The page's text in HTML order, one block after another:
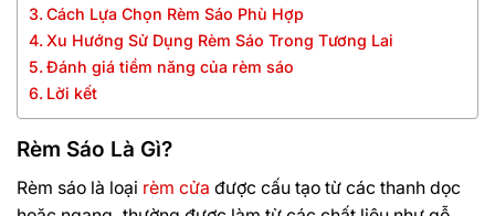
Cách Lựa Chọn Rèm Sáo Phù Hợp
Xu Hướng Sử Dụng Rèm Sáo Trong Tương Lai
Đánh giá tiềm năng của rèm sáo
Lời kết
Rèm Sáo Là Gì?
Rèm sáo là loại rèm cửa được cấu tạo từ các thanh dọc